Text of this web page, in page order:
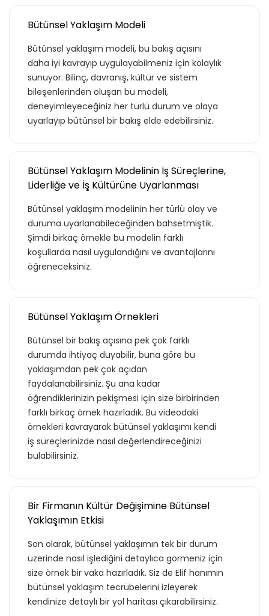
Bütünsel Yaklaşım Modeli
Bütünsel yaklaşım modeli, bu bakış açısını
daha iyi kavrayıp uygulayabilmeniz için kolaylık
sunuyor. Bilinç, davranış, kültür ve sistem
bileşenlerinden oluşan bu modeli,
deneyimleyeceğiniz her türlü durum ve olaya
uyarlayıp bütünsel bir bakış elde edebilirsiniz.
Bütünsel Yaklaşım Modelinin İş Süreçlerine,
Liderliğe ve İş Kültürüne Uyarlanması
Bütünsel yaklaşım modelinin her türlü olay ve
duruma uyarlanabileceğinden bahsetmiştik.
Şimdi birkaç örnekle bu modelin farklı
koşullarda nasıl uygulandığını ve avantajlarını
öğreneceksiniz.
Bütünsel Yaklaşım Örnekleri
Bütünsel bir bakış açısına pek çok farklı
durumda ihtiyaç duyabilir, buna göre bu
yaklaşımdan pek çok açıdan
faydalanabilirsiniz. Şu ana kadar
öğrendiklerinizin pekişmesi için size birbirinden
farklı birkaç örnek hazırladık. Bu videodaki
örnekleri kavrayarak bütünsel yaklaşımı kendi
iş süreçlerinizde nasıl değerlendireceğinizi
bulabilirsiniz.
Bir Firmanın Kültür Değişimine Bütünsel
Yaklaşımın Etkisi
Son olarak, bütünsel yaklaşımın tek bir durum
üzerinde nasıl işlediğini detaylıca görmeniz için
size örnek bir vaka hazırladık. Siz de Elif hanımın
bütünsel yaklaşım tecrübelerini izleyerek
kendinize detaylı bir yol haritası çıkarabilirsiniz.
Teklif listende 50